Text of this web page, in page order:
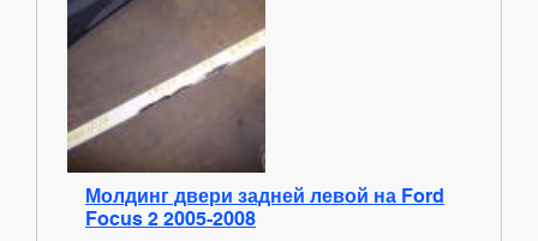
Молдинг двери задней левой на Ford
Focus 2 2005-2008